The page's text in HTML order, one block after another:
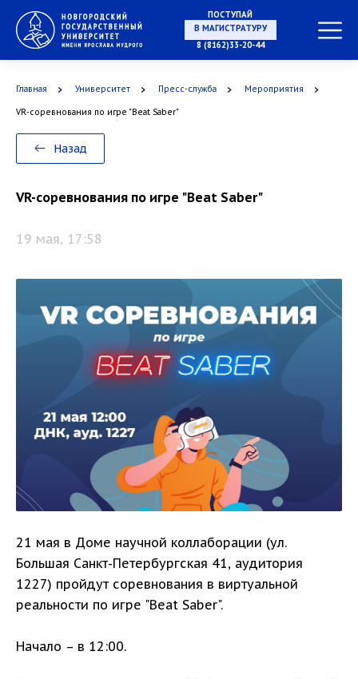
ПОСТУПАЙ
В МАГИСТРАТУРУ
8 (8162)33-20-44
Главная Университет Пресс-служба Мероприятия
VR-соревнования по игре "Beat Saber"
Назад
VR-соревнования по игре "Beat Saber"
19 мая, 17:58
21 мая в Доме научной коллаборации (ул.
Большая Санкт-Петербургская 41, аудитория
1227) пройдут соревнования в виртуальной
реальности по игре "Beat Saber".
Начало – в 12:00.